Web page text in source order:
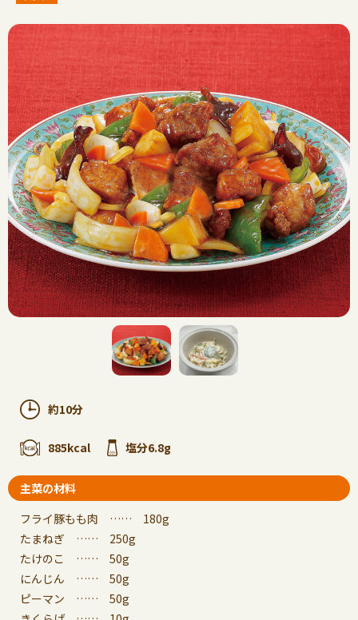
約10分
885kcal 塩分6.8g
主菜の材料
フライ豚もも肉 …… 180g
たまねぎ …… 250g
たけのこ …… 50g
にんじん …… 50g
ピーマン …… 50g